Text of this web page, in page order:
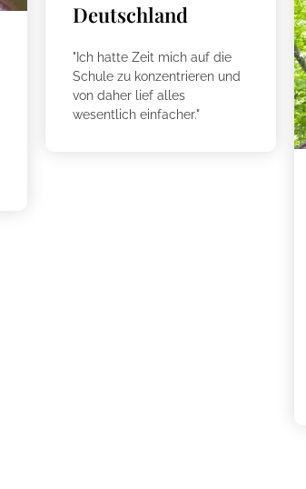
Deutschland
"Ich hatte Zeit mich auf die
Schule zu konzentrieren und
von daher lief alles
wesentlich einfacher."